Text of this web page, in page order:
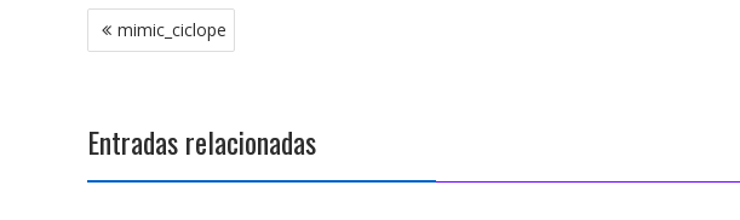
Navegación
de
mimic_ciclope
Entradas relacionadas